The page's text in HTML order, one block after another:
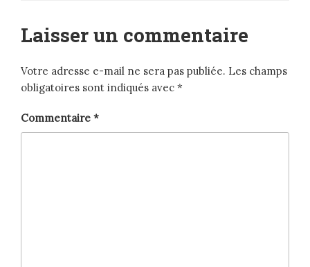
Laisser un commentaire
Votre adresse e-mail ne sera pas publiée. Les champs
obligatoires sont indiqués avec *
Commentaire *